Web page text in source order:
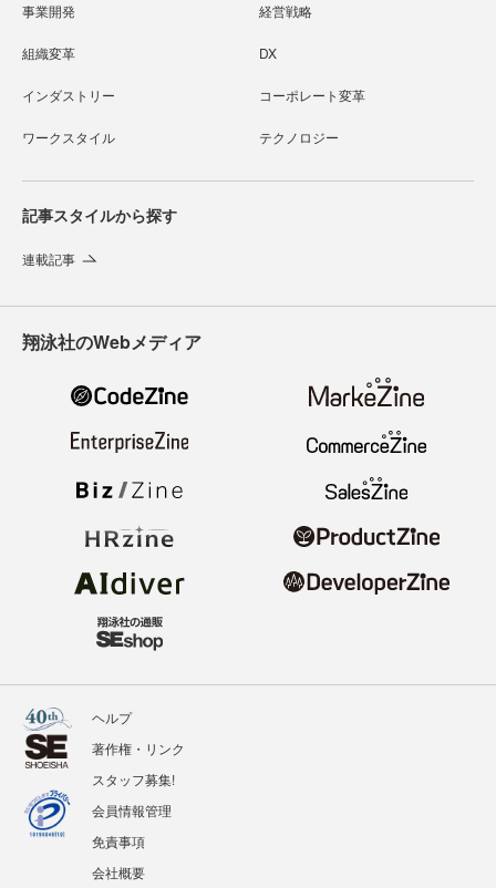
事業開発 経営戦略
組織変革 DX
インダストリー コーポレート変革
ワークスタイル テクノロジー
記事スタイルから探す
連載記事
翔泳社のWebメディア
ヘルプ
著作権・リンク
スタッフ募集!
会員情報管理
免責事項
会社概要